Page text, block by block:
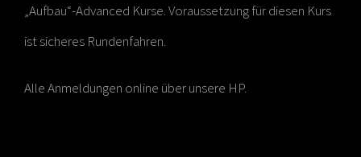
„Aufbau“-Advanced Kurse. Voraussetzung für diesen Kurs
ist sicheres Rundenfahren.
Alle Anmeldungen online über unsere HP.